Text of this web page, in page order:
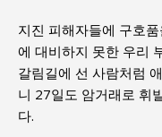
지진 피해자들에 구호
에 대비하지 못한 우리
갈림길에 선 사람처럼
니 27일도 암거래로 휘
다.